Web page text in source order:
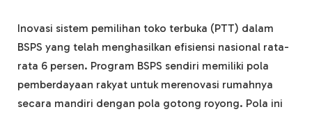
Inovasi sistem pemilihan toko terbuka (PTT) dalam
BSPS yang telah menghasilkan efisiensi nasional rata-
rata 6 persen. Program BSPS sendiri memiliki pola
pemberdayaan rakyat untuk merenovasi rumahnya
secara mandiri dengan pola gotong royong. Pola ini